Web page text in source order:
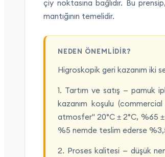
çiy noktasına bağlıdır. Bu
mantığının temelidir.
NEDEN ÖNEMLIDIR?
Higroskopik geri kazanım iki
1. Tartım ve satış — pamuk
kazanım koşulu
atmosfer" 20°C ± 2°C, %65
%5 nemde teslim ederse
2. Proses kalitesi — düşük